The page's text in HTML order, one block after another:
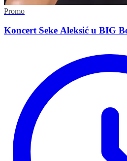
Promo
Koncert Seke Aleksić u BIG